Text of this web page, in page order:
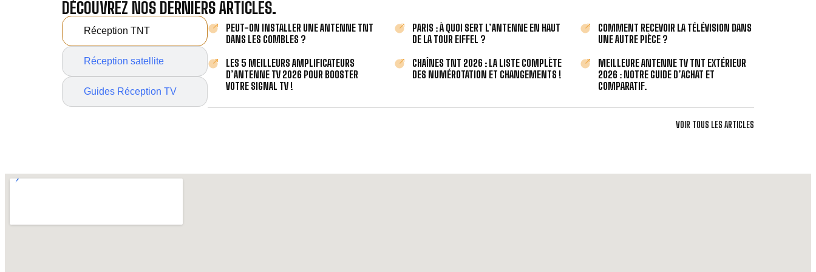
DÉCOUVREZ NOS DERNIERS ARTICLES.
Réception TNT
Réception satellite
Guides Réception TV
PEUT-ON INSTALLER UNE ANTENNE TNT
DANS LES COMBLES ?
PARIS : À QUOI SERT L’ANTENNE EN HAUT
DE LA TOUR EIFFEL ?
COMMENT RECEVOIR LA TÉLÉVISION DANS
UNE AUTRE PIÈCE ?
LES 5 MEILLEURS AMPLIFICATEURS
D’ANTENNE TV 2026 POUR BOOSTER
VOTRE SIGNAL TV !
CHAÎNES TNT 2026 : LA LISTE COMPLÈTE
DES NUMÉROTATION ET CHANGEMENTS !
MEILLEURE ANTENNE TV TNT EXTÉRIEUR
2026 : NOTRE GUIDE D’ACHAT ET
COMPARATIF.
VOIR TOUS LES ARTICLES